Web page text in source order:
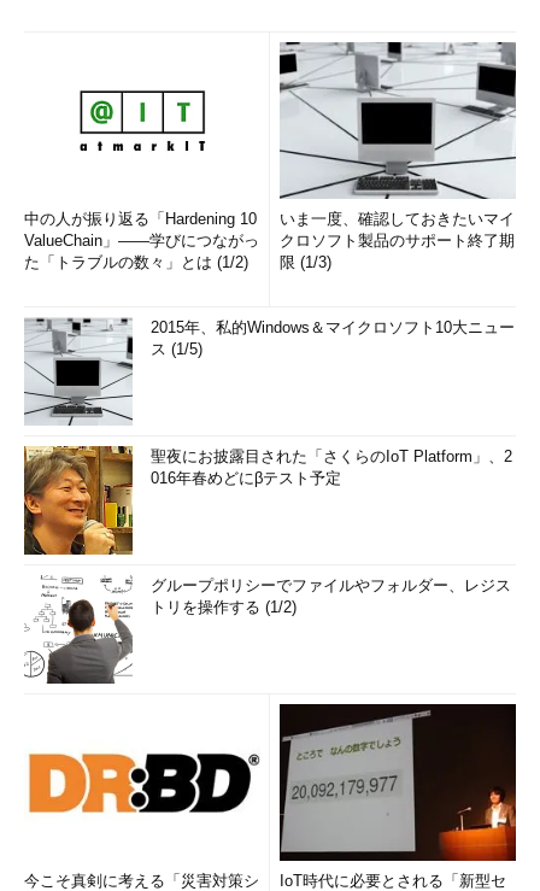
中の人が振り返る「Hardening 10
ValueChain」――学びにつながっ
た「トラブルの数々」とは (1/2)
いま一度、確認しておきたいマイ
クロソフト製品のサポート終了期
限 (1/3)
2015年、私的Windows＆マイクロソフト10大ニュー
ス (1/5)
聖夜にお披露目された「さくらのIoT Platform」、2
016年春めどにβテスト予定
グループポリシーでファイルやフォルダー、レジス
トリを操作する (1/2)
今こそ真剣に考える「災害対策シ
IoT時代に必要とされる「新型セ